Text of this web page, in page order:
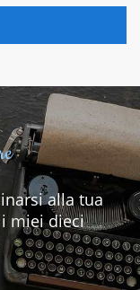
alla tua
i miei dieci